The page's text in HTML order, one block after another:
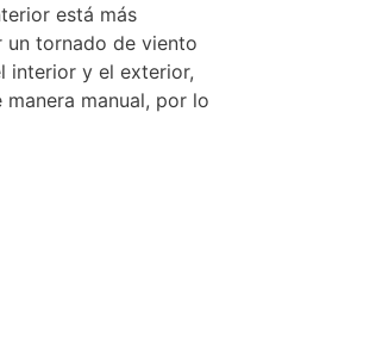
está más
un tornado de viento
interior y el exterior,
manual, por lo